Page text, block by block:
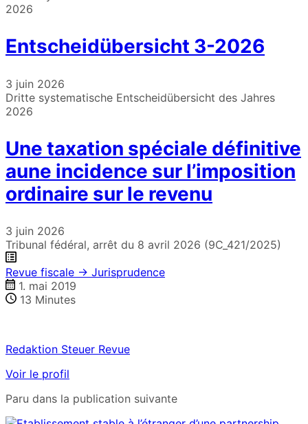
2026
Entscheidübersicht 3-2026
3 juin 2026
Dritte systematische Entscheidübersicht des Jahres
2026
Une taxation spéciale définitive
aune incidence sur l’imposition
ordinaire sur le revenu
3 juin 2026
Tribunal fédéral, arrêt du 8 avril 2026 (9C_421/2025)
Revue fiscale → Jurisprudence
1. mai 2019
13 Minutes
Redaktion Steuer Revue
Voir le profil
Paru dans la publication suivante